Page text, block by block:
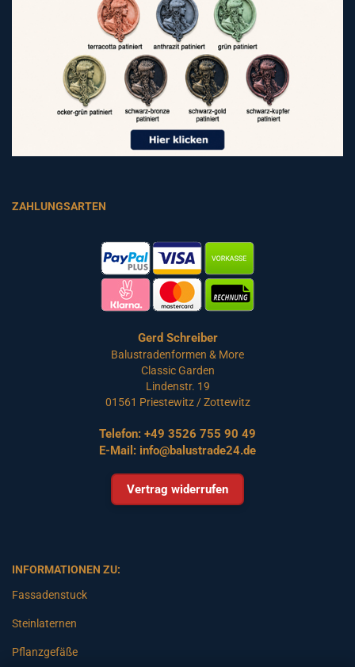
ZAHLUNGSARTEN
Gerd Schreiber
Balustradenformen & More
Classic Garden
Lindenstr. 19
01561 Priestewitz / Zottewitz
Telefon: +49 3526 755 90 49
E-Mail: info@balustrade24.de
Vertrag widerrufen
INFORMATIONEN ZU:
Fassadenstuck
Steinlaternen
Pflanzgefäße